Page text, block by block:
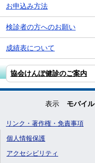
お申込み方法
検診者の方へのお願い
成績表について
協会けんぽ健診のご案内
表示 モバイル
リンク・著作権・免責事項
個人情報保護
アクセシビリティ